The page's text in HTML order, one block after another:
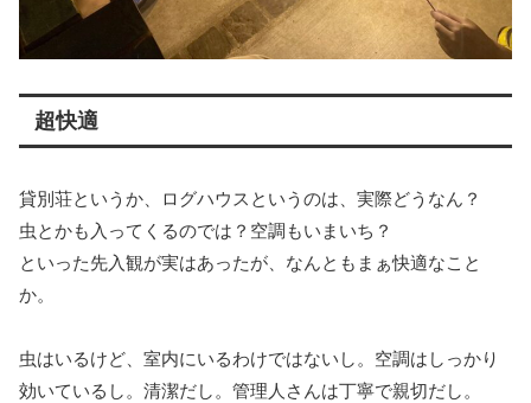
超快適
貸別荘というか、ログハウスというのは、実際どうなん？
虫とかも入ってくるのでは？空調もいまいち？
といった先入観が実はあったが、なんともまぁ快適なこと
か。
虫はいるけど、室内にいるわけではないし。空調はしっかり
効いているし。清潔だし。管理人さんは丁寧で親切だし。